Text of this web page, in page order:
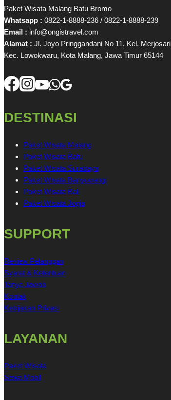
Paket Wisata Malang Batu Bromo
Whatsapp : 0822-1-8888-236 / 0822-1-8888-239
Email : info@ongistravel.com
Alamat : Jl. Joyo Pringgandani No 11, Kel. Merjosari
Kec. Lowokwaru, Kota Malang, Jawa Timur 65144
DESTINASI
Paket Wisata Malang
Paket Wisata Batu
Paket Wisata Surabaya
Paket Wisata Banyuwangi
Paket Wisata Bali
Paket Wisata Jogja
SUPPORT
Review Pelanggan
Syarat & Ketentuan
Tanya Jawab
Kontak
Kebijakan Privasi
LAYANAN
Paket Wisata
Sewa Mobil